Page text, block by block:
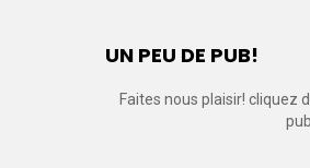
UN PEU DE PUB!
Faites nous plaisir! cliquez